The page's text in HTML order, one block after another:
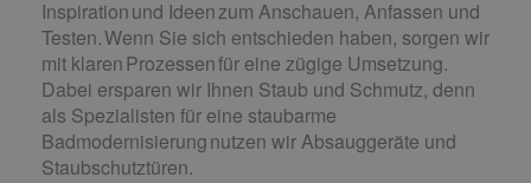
Inspiration und Ideen zum Anschauen, Anfassen und
Testen. Wenn Sie sich entschieden haben, sorgen wir
mit klaren Prozessen für eine zügige Umsetzung.
Dabei ersparen wir Ihnen Staub und Schmutz, denn
als Spezialisten für eine staubarme
Badmodernisierung nutzen wir Absauggeräte und
Staubschutztüren.